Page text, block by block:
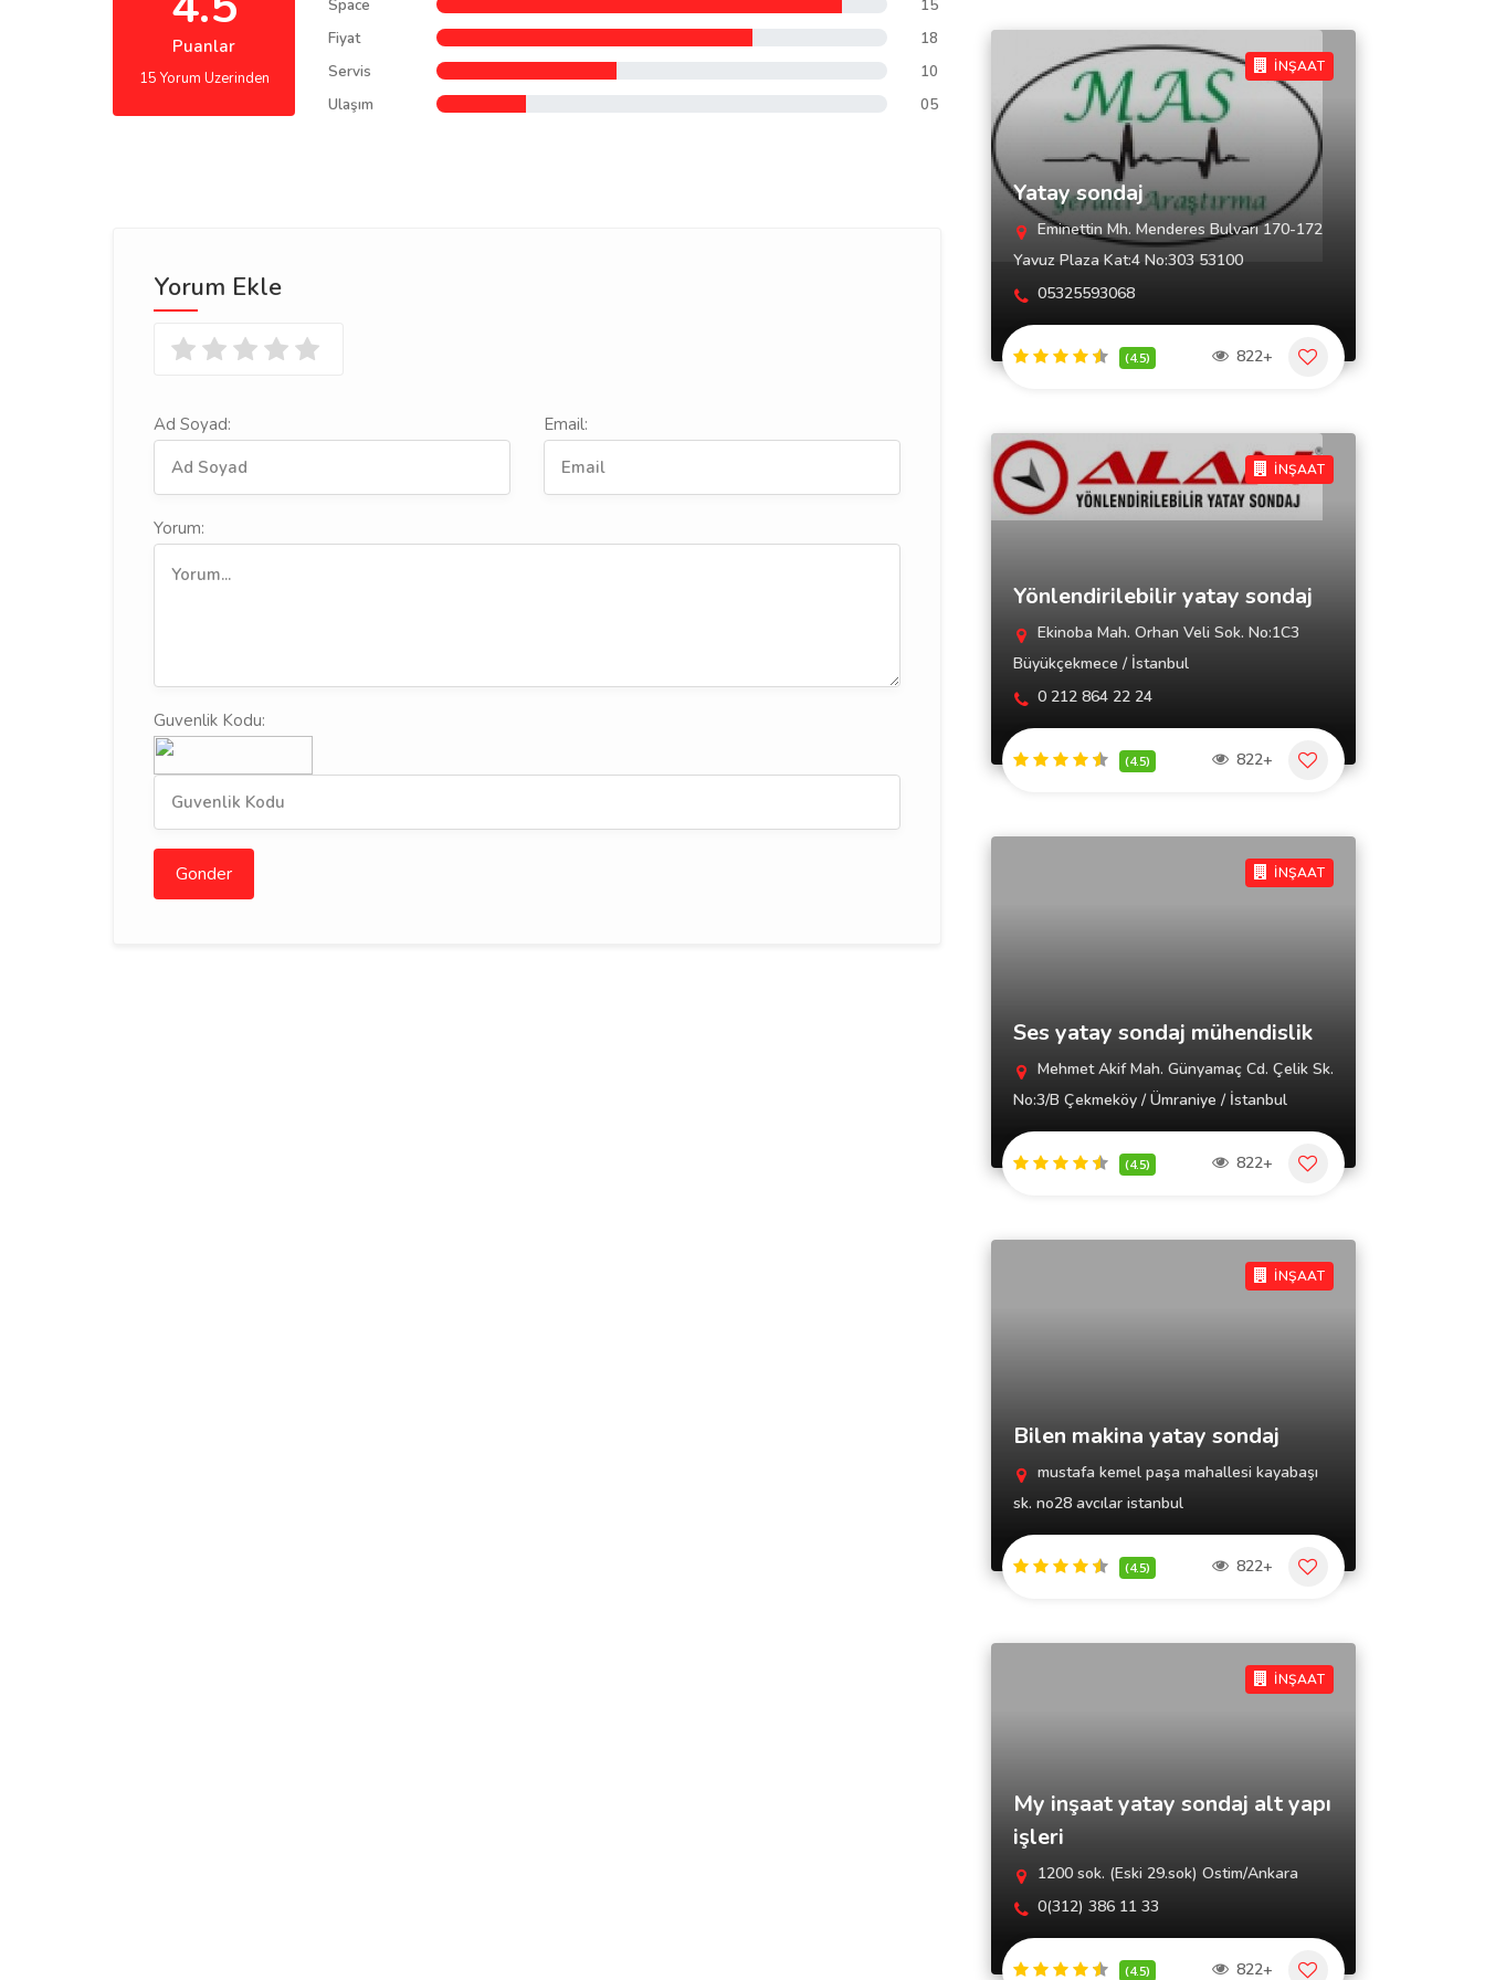
Puanlar
15 Yorum Uzerinden
Space
15
Fiyat
18
Servis
10
Ulaşım
05
Yorum Ekle
Ad Soyad: Email:
Yorum:
Guvenlik Kodu:
Gonder
İNŞAAT
Yatay sondaj
Eminettin Mh. Menderes Bulvarı 170-172
Yavuz Plaza Kat:4 No:303 53100
05325593068
(4.5) 822+
İNŞAAT
Yönlendirilebilir yatay sondaj
Ekinoba Mah. Orhan Veli Sok. No:1C3
Büyükçekmece / İstanbul
0 212 864 22 24
(4.5) 822+
İNŞAAT
Ses yatay sondaj mühendislik
Mehmet Akif Mah. Günyamaç Cd. Çelik Sk.
No:3/B Çekmeköy / Ümraniye / İstanbul
(4.5) 822+
İNŞAAT
Bilen makina yatay sondaj
mustafa kemel paşa mahallesi kayabaşı
sk. no28 avcılar istanbul
(4.5) 822+
İNŞAAT
My inşaat yatay sondaj alt yapı
işleri
1200 sok. (Eski 29.sok) Ostim/Ankara
0(312) 386 11 33
(4.5) 822+